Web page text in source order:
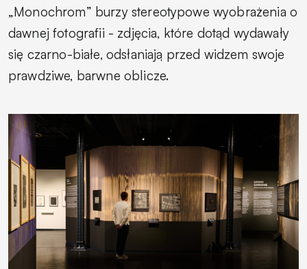
„Monochrom” burzy stereotypowe wyobrażenia o
dawnej fotografii - zdjęcia, które dotąd wydawały
się czarno-białe, odsłaniają przed widzem swoje
prawdziwe, barwne oblicze.